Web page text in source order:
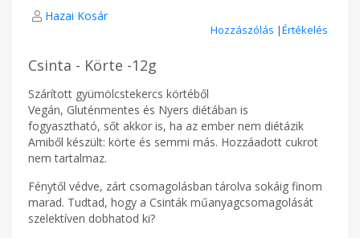
Hazai Kosár
Hozzászólás |Értékelés
Csinta - Körte -12g
Szárított gyümölcstekercs körtéből
Vegán, Gluténmentes és Nyers diétában is
fogyasztható, sőt akkor is, ha az ember nem diétázik
Amiből készült: körte és semmi más. Hozzáadott cukrot
nem tartalmaz.
Fénytől védve, zárt csomagolásban tárolva sokáig finom
marad. Tudtad, hogy a Csinták műanyagcsomagolását
szelektíven dobhatod ki?